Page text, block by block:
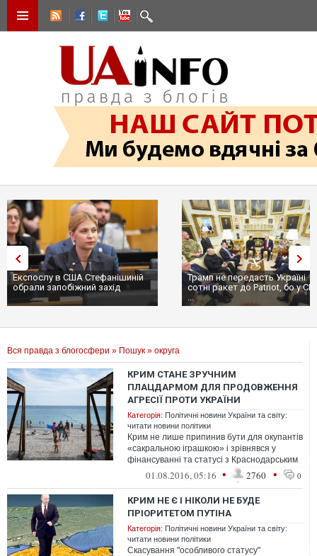
Експослу в США Стефанішиній
обрали запобіжний захід
Трамп не передасть Україні
сотні ракет до Patriot, бо у
...
Вся правда з блогосфери » Пошук » округа
КРИМ СТАНЕ ЗРУЧНИМ
ПЛАЦДАРМОМ ДЛЯ ПРОДОВЖЕННЯ
АГРЕСІЇ ПРОТИ УКРАЇНИ
Категорія: Політичні новини України та світу:
читати новини політики
Крим не лише припинив бути для окупантів
«сакральною іграшкою» і зрівнявся у
фінансуванні та статусі з Краснодарським
краєм чи Ростовською областю, а ...
01.08.2016, 05:16 • 2760 • 0
КРИМ НЕ Є І НІКОЛИ НЕ БУДЕ
ПРІОРИТЕТОМ ПУТІНА
Категорія: Політичні новини України та світу:
читати новини політики
Скасування "особливого статусу"